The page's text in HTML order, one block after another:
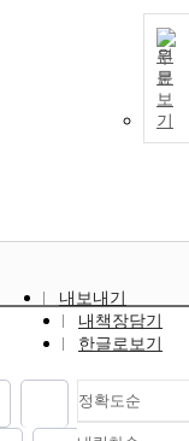
원
문
보
기
내보내기
내책장담기
한글로보기
정확도순